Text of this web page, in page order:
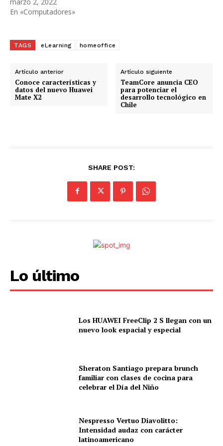
En «Computadores»
TAGS eLearning homeoffice
Artículo anterior
Conoce características y
datos del nuevo Huawei
Mate X2
Artículo siguiente
TeamCore anuncia CEO
para potenciar el
desarrollo tecnológico en
Chile
SHARE POST:
Lo último
Los HUAWEI FreeClip 2 S llegan con un
nuevo look espacial y especial
Sheraton Santiago prepara brunch
familiar con clases de cocina para
celebrar el Día del Niño
Nespresso Vertuo Diavolitto:
Intensidad audaz con carácter
latinoamericano